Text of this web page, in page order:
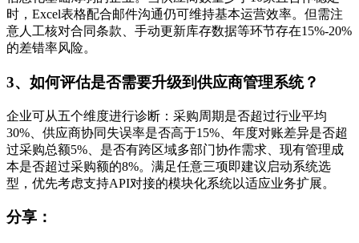
时，Excel表格配合邮件沟通仍可维持基本运营效率。但需注
意人工核对合同条款、手动更新库存数据等环节存在15%-20%
的差错率风险。
3、如何评估是否需要升级到供应商管理系统？
企业可从五个维度进行诊断：采购周期是否超过行业平均
30%、供应商协同失误率是否高于15%、年度对账差异是否超
过采购总额5%、是否有跨区域多部门协作需求、现有管理成
本是否超过采购额的8%。满足任意三项即建议启动系统选
型，优先考虑支持API对接的模块化系统以适应业务扩展。
分享：